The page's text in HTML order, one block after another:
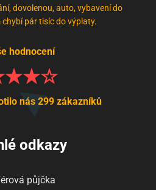
dovolenou, auto, vybavení do
chybí pár tisíc do výplaty.
hodnocení
nás 299 zákazníků
odkazy
půjčka